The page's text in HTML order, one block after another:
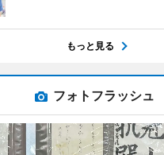
もっと見る
フォトフラッシュ